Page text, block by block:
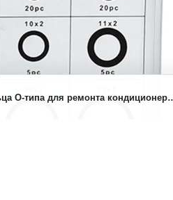
О-типа для ремонта кондиционера